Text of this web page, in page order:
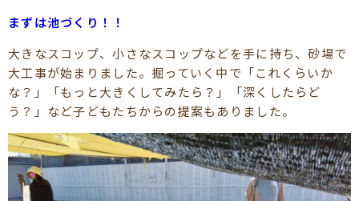
まずは池づくり！！
大きなスコップ、小さなスコップなどを手に持ち、砂場で
大工事が始まりました。掘っていく中で「これくらいか
な？」「もっと大きくしてみたら？」「深くしたらど
う？」など子どもたちからの提案もありました。